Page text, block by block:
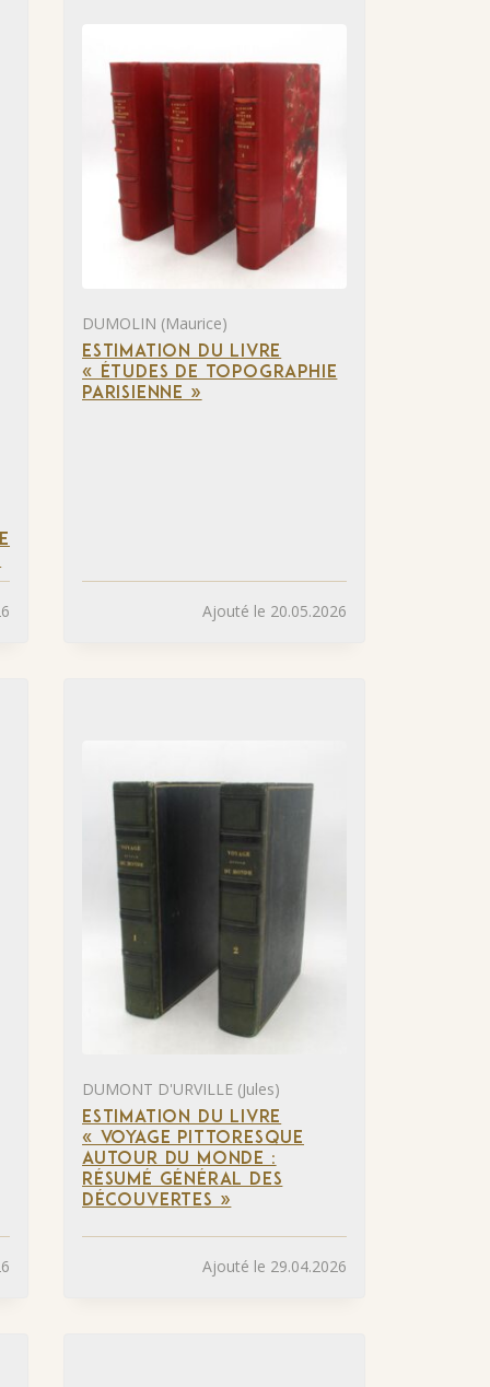
DUMOLIN (Maurice)
ESTIMATION DU LIVRE
« ÉTUDES DE TOPOGRAPHIE
PARISIENNE »
Ajouté le 20.05.2026
DUMONT D'URVILLE (Jules)
ESTIMATION DU LIVRE
« VOYAGE PITTORESQUE
AUTOUR DU MONDE :
RÉSUMÉ GÉNÉRAL DES
DÉCOUVERTES »
Ajouté le 29.04.2026